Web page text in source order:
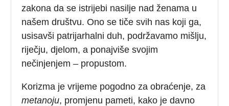
zakona da se istrijebi nasilje nad ženama u
našem društvu. Ono se tiče svih nas koji ga,
usisavši patrijarhalni duh, podržavamo mišlju,
riječju, djelom, a ponajviše svojim
nečinjenjem – propustom.
Korizma je vrijeme pogodno za obraćenje, za
metanoju, promjenu pameti, kako je davno